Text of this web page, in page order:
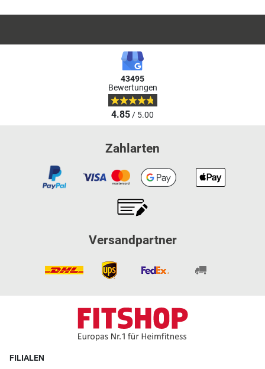
43495
Bewertungen
4.85/ 5.00
Zahlarten
Versandpartner
FILIALEN